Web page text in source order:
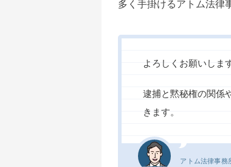
多く手掛けるアトム法律
アトム法律事務
よろしくお願いしま
逮捕と黙秘権の関係
きます。